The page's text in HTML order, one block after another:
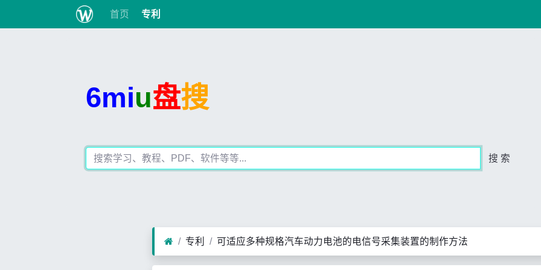
首页 专利
6miu盘搜
搜 索
专利 可适应多种规格汽车动力电池的电信号采集装置的制作方法